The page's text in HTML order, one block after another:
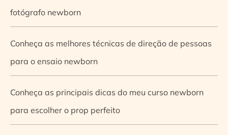
fotógrafo newborn
Conheça as melhores técnicas de direção de pessoas
para o ensaio newborn
Conheça as principais dicas do meu curso newborn
para escolher o prop perfeito